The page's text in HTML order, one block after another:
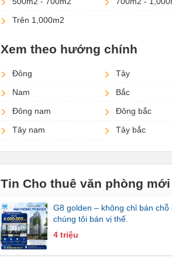
Trên 1,000m2
Xem theo hướng chính
Đông
Tây
Nam
Bắc
Đông nam
Đông bắc
Tây nam
Tây bắc
Tin Cho thuê văn phòng
g8 golden – không chỉ bán chỗ ngồi,
chúng tôi bán vị thế.
4 triệu